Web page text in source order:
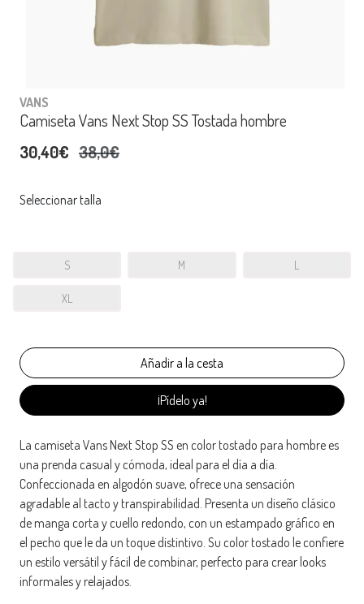
VANS
Camiseta Vans Next Stop SS Tostada hombre
30,40€ 38,0€
Seleccionar talla
S M L
XL
¡Pídelo ya!
La camiseta Vans Next Stop SS en color tostado para hombre es
una prenda casual y cómoda, ideal para el día a día.
Confeccionada en algodón suave, ofrece una sensación
agradable al tacto y transpirabilidad. Presenta un diseño clásico
de manga corta y cuello redondo, con un estampado gráfico en
el pecho que le da un toque distintivo. Su color tostado le confiere
un estilo versátil y fácil de combinar, perfecto para crear looks
informales y relajados.